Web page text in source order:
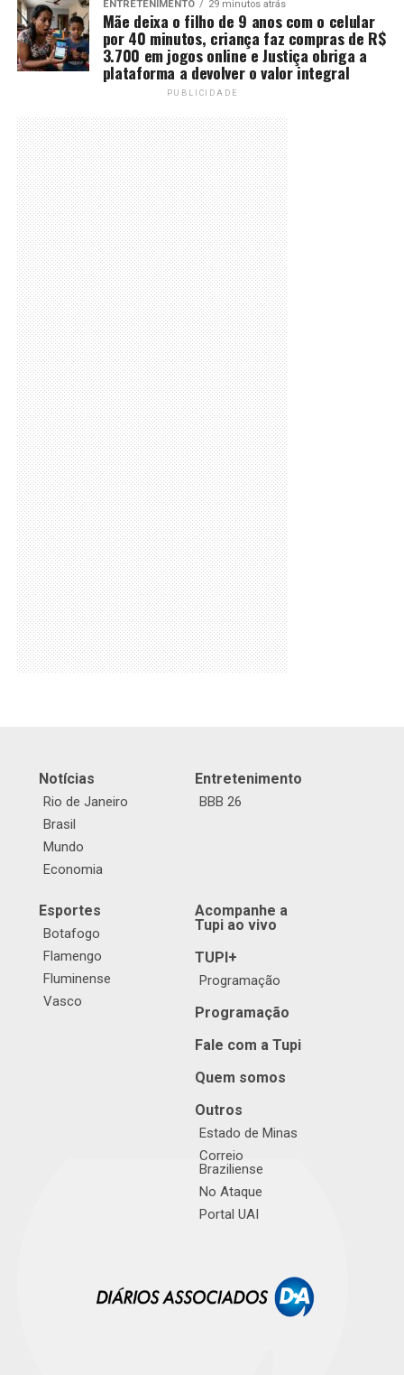
ENTRETENIMENTO 29 minutos atrás
Mãe deixa o filho de 9 anos com o celular
por 40 minutos, criança faz compras de R$
3.700 em jogos online e Justiça obriga a
plataforma a devolver o valor integral
PUBLICIDADE
Notícias
Rio de Janeiro
Brasil
Mundo
Economia
Entretenimento
BBB 26
Esportes
Botafogo
Flamengo
Fluminense
Vasco
Acompanhe a
Tupi ao vivo
TUPI+
Programação
Programação
Fale com a Tupi
Quem somos
Outros
Estado de Minas
Correio
Braziliense
No Ataque
Portal UAI